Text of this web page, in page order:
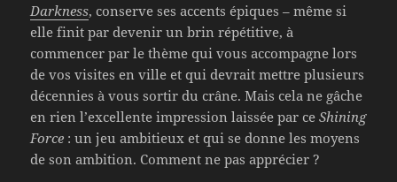
Darkness, conserve ses accents épiques – même si
elle finit par devenir un brin répétitive, à
commencer par le thème qui vous accompagne lors
de vos visites en ville et qui devrait mettre plusieurs
décennies à vous sortir du crâne. Mais cela ne gâche
en rien l’excellente impression laissée par ceShining
Force : un jeu ambitieux et qui se donne les moyens
de son ambition. Comment ne pas apprécier ?